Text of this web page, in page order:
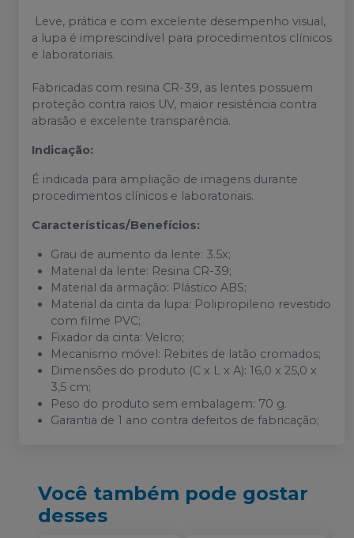
Leve, prática e com excelente desempenho visual,
a lupa é imprescindível para procedimentos clínicos
e laboratoriais.
Fabricadas com resina CR-39, as lentes possuem
proteção contra raios UV, maior resistência contra
abrasão e excelente transparência.
Indicação:
É indicada para ampliação de imagens durante
procedimentos clínicos e laboratoriais.
Características/Benefícios:
Grau de aumento da lente: 3.5x;
Material da lente: Resina CR-39;
Material da armação: Plástico ABS;
Material da cinta da lupa: Polipropileno revestido
com filme PVC;
Fixador da cinta: Velcro;
Mecanismo móvel: Rebites de latão cromados;
Dimensões do produto (C x L x A): 16,0 x 25,0 x
3,5 cm;
Peso do produto sem embalagem: 70 g.
Garantia de 1 ano contra defeitos de fabricação;
Você também pode gostar
desses